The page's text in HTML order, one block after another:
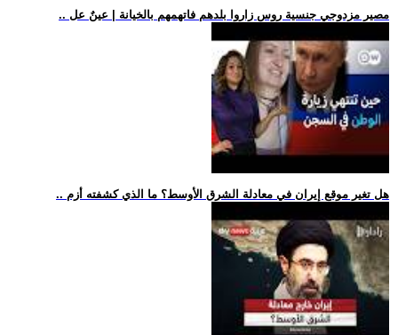
.. مصير مزدوجي جنسية روس زاروا بلدهم فاتهمهم بالخيانة | عينٌ عل
.. هل تغير موقع إيران في معادلة الشرق الأوسط؟ ما الذي كشفته أزم